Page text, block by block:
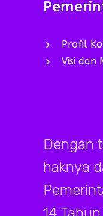
Profil
Visi dan
Dengan
haknya